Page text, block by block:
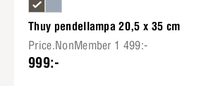
Thuy pendellampa 20,5 x 35 cm
Price.NonMember 1 499:-
999:-